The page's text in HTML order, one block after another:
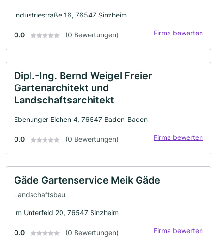
Industriestraße 16, 76547 Sinzheim
0.0 (0 Bewertungen) Firma bewerten
Dipl.-Ing. Bernd Weigel Freier
Gartenarchitekt und
Landschaftsarchitekt
Ebenunger Eichen 4, 76547 Baden-Baden
0.0 (0 Bewertungen) Firma bewerten
Gäde Gartenservice Meik Gäde
Landschaftsbau
Im Unterfeld 20, 76547 Sinzheim
0.0 (0 Bewertungen) Firma bewerten